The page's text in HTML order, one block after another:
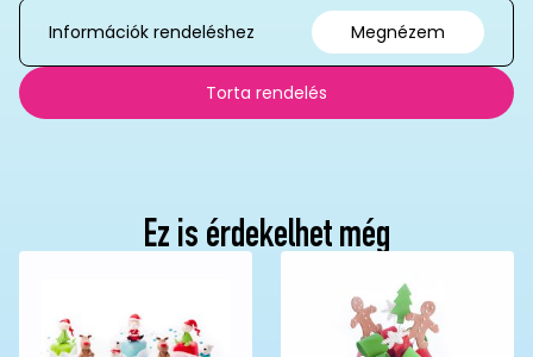
Információk rendeléshez
Megnézem
Torta rendelés
Ez is érdekelhet még